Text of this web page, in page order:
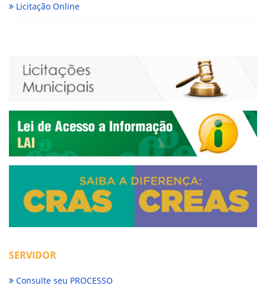
Licitação Online
SERVIDOR
Consulte seu PROCESSO